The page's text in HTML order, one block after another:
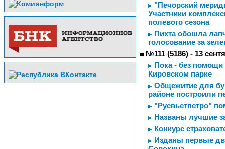
"Печорский
Участники
полевого сезона
Пихта обошла
голосование за
№111 (5186) - 13
Пока - без помощи
Кировском парке
Общежитие для
районе построили
"Русвьетпетро"
Названы лучшие
Конкурс
Изданы первые